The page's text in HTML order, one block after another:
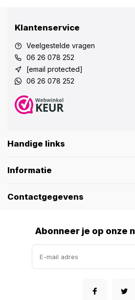
Klantenservice
Veelgestelde vragen
06 26 078 252
[email protected]
06 26 078 252
Handige links
Informatie
Contactgegevens
Abonneer je op onze